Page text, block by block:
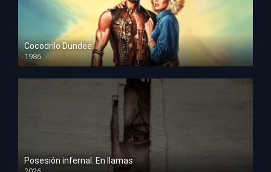
Cocodrilo Dundee
1986
HD 1080p
Posesión infernal. En llamas